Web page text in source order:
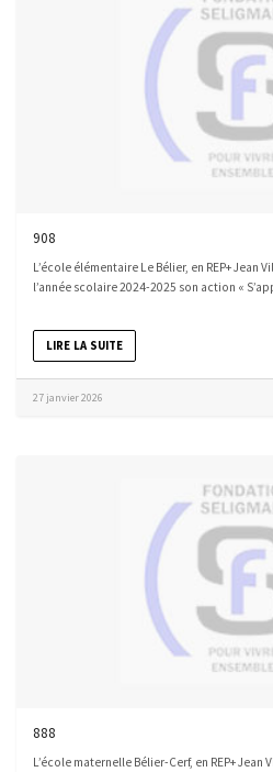
908
L’école élémentaire Le Bélier, en REP+ Jean
l’année scolaire 2024-2025 son action «
LIRE LA SUITE
27 janvier 2026
888
L’école maternelle Bélier-Cerf, en REP+